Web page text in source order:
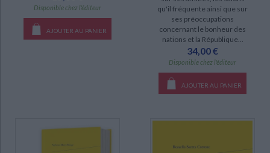
Disponible chez l'éditeur
AJOUTER AU PANIER
qu'il fréquente ainsi que sur
ses préoccupations
concernant le bonheur des
nations et la République...
34,00 €
Disponible chez l'éditeur
AJOUTER AU PANIER